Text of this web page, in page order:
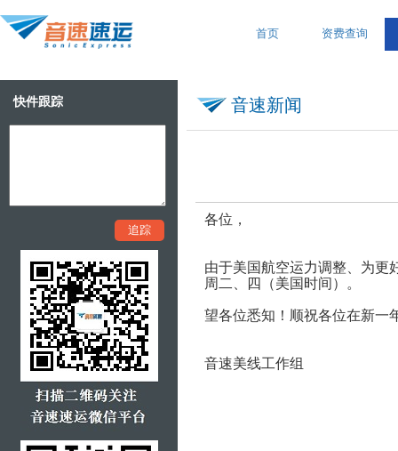
资费查询
首页
快件跟踪 音速新闻
各位，
由于美国航空运力调整、为更
周二、四（美国时间）。
望各位悉知！顺祝各位在新一
音速美线工作组